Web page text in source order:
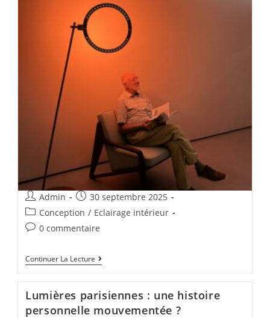
Admin
30 septembre 2025
Conception / Eclairage intérieur
0 commentaire
Continuer La Lecture
Lumières parisiennes : une histoire
personnelle mouvementée ?